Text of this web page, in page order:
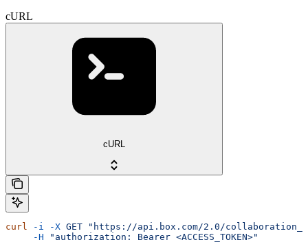
cURL
cURL
curl -i -X GET "https://api.box.com/2.0/
     -H
"authorization: Bearer <ACCESS_TOKEN>"